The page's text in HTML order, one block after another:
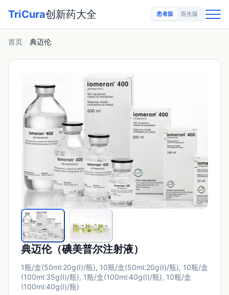
TriCura创新药大全 患者版 医生版
首页 典迈伦
典迈伦（碘美普尔注射液）
1瓶/盒(50ml:20g(I)/瓶), 10瓶/盒(50ml:20g(I)/瓶), 10瓶/盒
(100ml:35g(I)/瓶), 1瓶/盒(100ml:40g(I)/瓶), 10瓶/盒
(100ml:40g(I)/瓶)